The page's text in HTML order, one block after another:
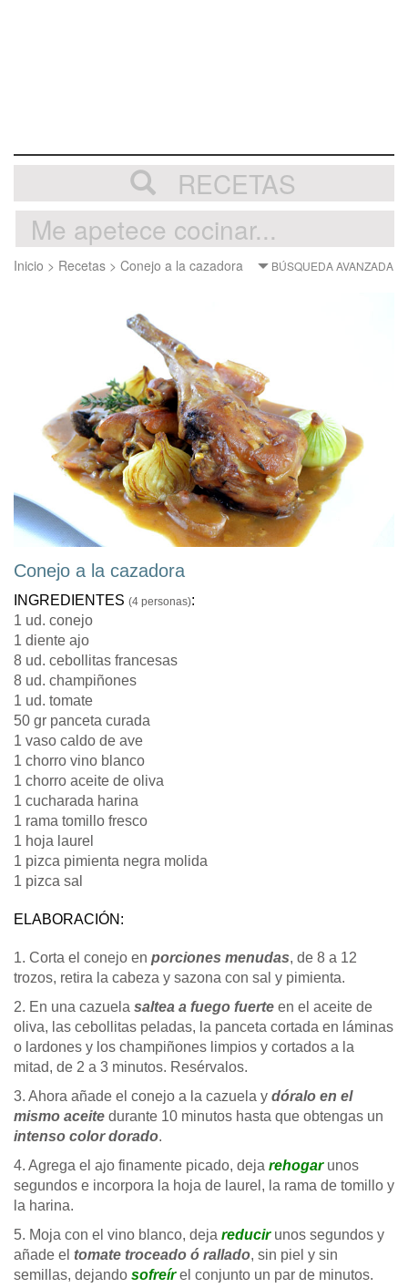
RECETAS
Inicio > Recetas > Conejo a la cazadora BÚSQUEDA AVANZADA
Conejo a la cazadora
INGREDIENTES (4 personas):
1 ud. conejo
1 diente ajo
8 ud. cebollitas francesas
8 ud. champiñones
1 ud. tomate
50 gr panceta curada
1 vaso caldo de ave
1 chorro vino blanco
1 chorro aceite de oliva
1 cucharada harina
1 rama tomillo fresco
1 hoja laurel
1 pizca pimienta negra molida
1 pizca sal
ELABORACIÓN:
1. Corta el conejo en porciones menudas, de 8 a 12
trozos, retira la cabeza y sazona con sal y pimienta.
2. En una cazuela saltea a fuego fuerte en el aceite de
oliva, las cebollitas peladas, la panceta cortada en láminas
o lardones y los champiñones limpios y cortados a la
mitad, de 2 a 3 minutos. Resérvalos.
3. Ahora añade el conejo a la cazuela y dóralo en el
mismo aceite durante 10 minutos hasta que obtengas un
intenso color dorado.
4. Agrega el ajo finamente picado, deja rehogarunos
segundos e incorpora la hoja de laurel, la rama de tomillo y
la harina.
5. Moja con el vino blanco, deja reducirunos segundos y
añade el tomate troceado ó rallado, sin piel y sin
semillas, dejando sofreírel conjunto un par de minutos.